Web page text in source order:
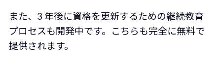
また、3 年後に資格を更新するための継続教育
プロセスも開発中です。こちらも完全に無料で
提供されます。